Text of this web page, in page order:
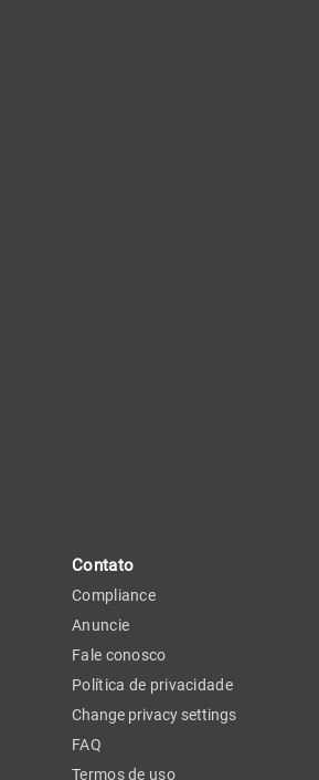
Contato
Compliance
Anuncie
Fale conosco
Política de privacidade
Change privacy settings
FAQ
Termos de uso